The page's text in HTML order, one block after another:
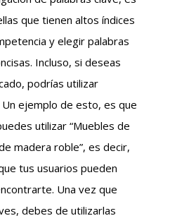
que tienen altos índices
y elegir palabras
Incluso, si deseas
podrías utilizar
ejemplo de esto, es que
utilizar “Muebles de
madera roble”, es decir,
tus usuarios pueden
Una vez que
debes de utilizarlas